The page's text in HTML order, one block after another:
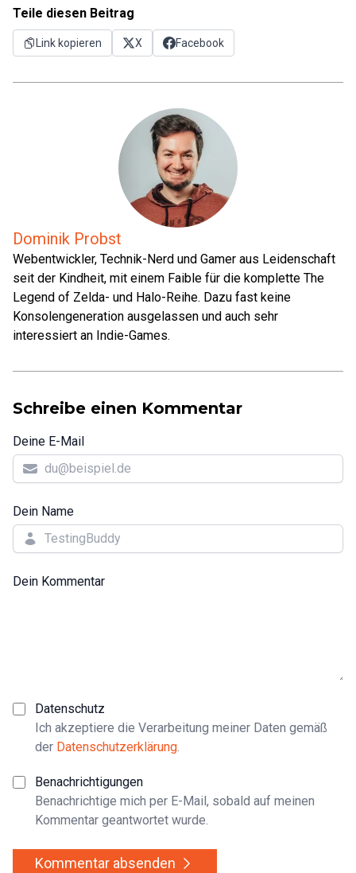
Teile diesen Beitrag
Link kopieren X Facebook
Dominik Probst
Webentwickler, Technik-Nerd und Gamer aus Leidenschaft
seit der Kindheit, mit einem Faible für die komplette The
Legend of Zelda- und Halo-Reihe. Dazu fast keine
Konsolengeneration ausgelassen und auch sehr
interessiert an Indie-Games.
Schreibe einen Kommentar
Deine E-Mail
Dein Name
Dein Kommentar
Datenschutz
Ich akzeptiere die Verarbeitung meiner Daten gemäß
der Datenschutzerklärung.
Benachrichtigungen
Benachrichtige mich per E-Mail, sobald auf meinen
Kommentar geantwortet wurde.
Kommentar absenden